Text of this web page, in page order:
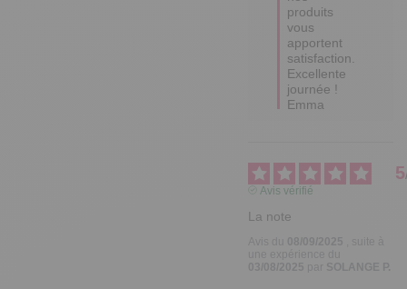
produits
vous
apportent
satisfaction.
Excellente
journée !
Emma
5
Avis vérifié
La note